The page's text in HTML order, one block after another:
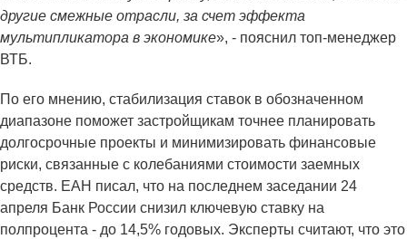
другие смежные отрасли, за счет эффекта
мультипликатора в экономике», - пояснил топ-менеджер
ВТБ.
По его мнению, стабилизация ставок в обозначенном
диапазоне поможет застройщикам точнее планировать
долгосрочные проекты и минимизировать финансовые
риски, связанные с колебаниями стоимости заемных
средств. ЕАН писал, что на последнем заседании 24
апреля Банк России снизил ключевую ставку на
полпроцента - до 14,5% годовых. Эксперты считают, что это